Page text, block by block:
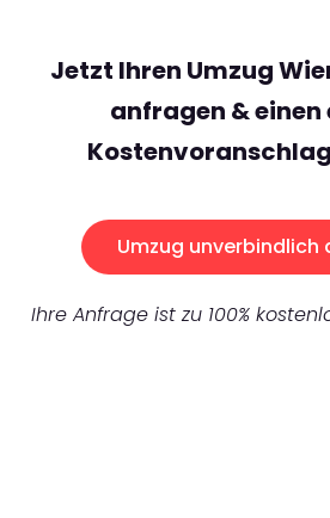
Jetzt Ihren Umzug
anfragen & einen
Umzug unverbindlich
Ihre Anfrage ist zu 100%